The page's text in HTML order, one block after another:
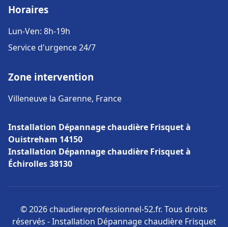
Horaires
Lun-Ven: 8h-19h
Service d'urgence 24/7
Zone intervention
Villeneuve la Garenne, France
Installation Dépannage chaudière Frisquet à
Ouistreham 14150
Installation Dépannage chaudière Frisquet à
Échirolles 38130
© 2026 chaudiereprofessionnel-52.fr. Tous droits
réservés - Installation Dépannage chaudière Frisquet